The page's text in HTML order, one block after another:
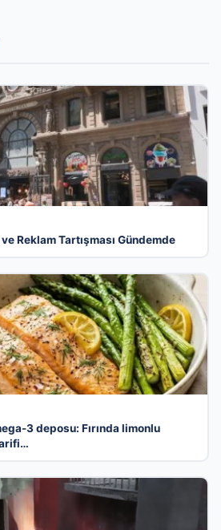
Reklam Tartışması Gündemde
3 deposu: Fırında limonlu